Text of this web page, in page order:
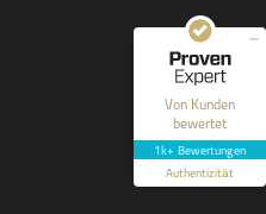
Von Kunden
bewertet
1k+ Bewertungen
Authentizität
40
Bewertungen auf
ProvenExpert.com
Blick aufs ProvenExpert-Profil werfen